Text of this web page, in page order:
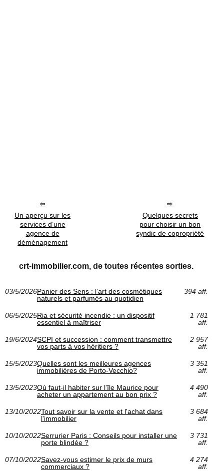
Un aperçu sur les
services d’une
agence de
déménagement
Quelques secrets
pour choisir un bon
syndic de copropriété
crt-immobilier.com, de toutes récentes sorties.
03/5/2026Panier des Sens : l’art des cosmétiques
naturels et parfumés au quotidien
394 aff.
06/5/2025Ria et sécurité incendie : un dispositif
essentiel à maîtriser
1 781
aff.
19/6/2024SCPI et succession : comment transmettre
vos parts à vos héritiers ?
2 957
aff.
15/5/2023Quelles sont les meilleures agences
immobilières de Porto-Vecchio?
3 351
aff.
13/5/2023Où faut-il habiter sur l'île Maurice pour
acheter un appartement au bon prix ?
4 490
aff.
13/10/2022Tout savoir sur la vente et l'achat dans
l'immobilier
3 684
aff.
10/10/2022Serrurier Paris : Conseils pour installer une
porte blindée ?
3 731
aff.
07/10/2022Savez-vous estimer le prix de murs
commerciaux ?
4 274
aff.